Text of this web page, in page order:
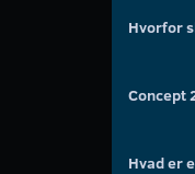
Hvorfor
Concept
Hvad er